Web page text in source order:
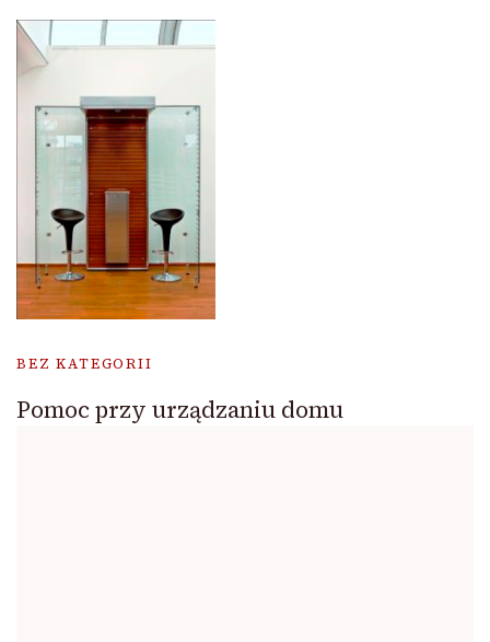
BEZ KATEGORII
Pomoc przy urządzaniu domu